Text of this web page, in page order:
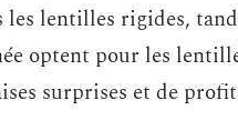
les lentilles rigides,
optent pour les
surprises et de